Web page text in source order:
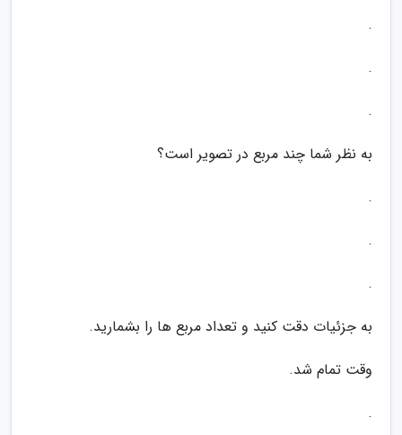
.
.
.
به نظر شما چند مربع در تصویر است؟
.
.
.
به جزئیات دقت کنید و تعداد مربع ها را بشمارید.
وقت تمام شد.
.